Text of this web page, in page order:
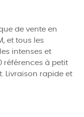
de vente en
et tous les
intenses et
références à petit
Livraison rapide et